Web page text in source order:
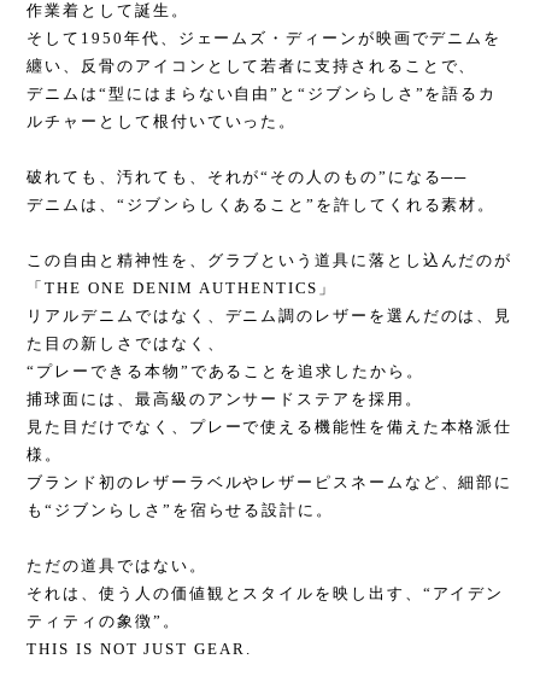
作業着として誕生。
そして1950年代、ジェームズ・ディーンが映画でデニムを
纏い、反骨のアイコンとして若者に支持されることで、
デニムは“型にはまらない自由”と“ジブンらしさ”を語るカ
ルチャーとして根付いていった。
破れても、汚れても、それが“その人のもの”になる──
デニムは、“ジブンらしくあること”を許してくれる素材。
この自由と精神性を、グラブという道具に落とし込んだのが
「THE ONE DENIM AUTHENTICS」
リアルデニムではなく、デニム調のレザーを選んだのは、見
た目の新しさではなく、
“プレーできる本物”であることを追求したから。
捕球面には、最高級のアンサードステアを採用。
見た目だけでなく、プレーで使える機能性を備えた本格派仕
様。
ブランド初のレザーラベルやレザーピスネームなど、細部に
も“ジブンらしさ”を宿らせる設計に。
ただの道具ではない。
それは、使う人の価値観とスタイルを映し出す、“アイデン
ティティの象徴”。
THIS IS NOT JUST GEAR.